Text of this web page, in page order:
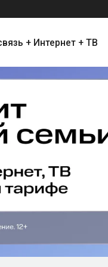
Интернет + ТВ
Интернет